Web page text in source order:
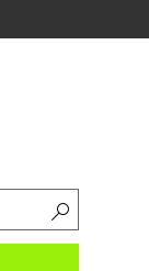
Pesquisar